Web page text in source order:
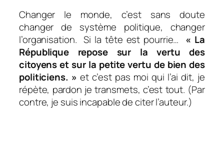
Changer le monde, c’est sans doute
changer de système politique, changer
l’organisation. Si la tête est pourrie… « La
République repose sur la vertu des
citoyens et sur la petite vertu de bien des
politiciens. » et c’est pas moi qui l’ai dit, je
répète, pardon je transmets, c’est tout. (Par
contre, je suis incapable de citer l’auteur.)